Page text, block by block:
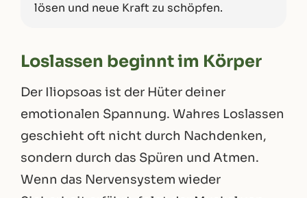
lösen und neue Kraft zu schöpfen.
Loslassen beginnt im Körper
Der Iliopsoas ist der Hüter deiner
emotionalen Spannung. Wahres Loslassen
geschieht oft nicht durch Nachdenken,
sondern durch das Spüren und Atmen.
Wenn das Nervensystem wieder